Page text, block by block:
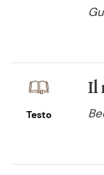
Testo
Il